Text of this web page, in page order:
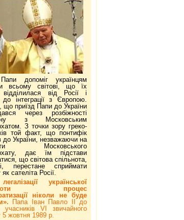
допоміг українцям
всьому світові, що їх
відділилася від Росії і
до інтеграції з Європою.
що приїзд Папи до України
через розбіжності
з Московським
З точки зору греко-
той факт, що понтифік
до України, незважаючи на
Московського
дає їм підстави
що світова спільнота,
перестане сприймати
як сателіта Росії.
української
процес
ніколи не буде
Папа Іван Павло ІІ до
учасників VI звичайного
5 жовтня 1989 р.